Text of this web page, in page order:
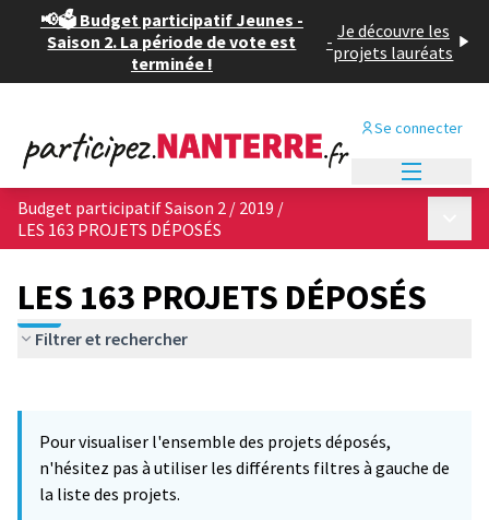
📢🗳️ Budget participatif Jeunes -
Saison 2. La période de vote est
terminée !
- Je découvre les
projets lauréats
Se connecter
Budget participatif Saison 2 / 2019 /
LES 163 PROJETS DÉPOSÉS
LES 163 PROJETS DÉPOSÉS
Filtrer et rechercher
−
Pour visualiser l'ensemble des projets déposés,
n'hésitez pas à utiliser les différents filtres à gauche de
la liste des projets.